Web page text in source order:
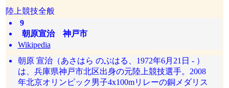
陸上競技全般
9
朝原宣治 神戸市
Wikipedia
朝原 宣治（あさはら のぶはる、1972年6月21日 - ）
は、兵庫県神戸市北区出身の元陸上競技選手。2008
年北京オリンピック男子4x100mリレーの銅メダリス